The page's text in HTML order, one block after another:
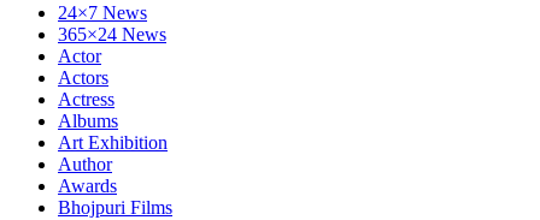
24×7 News
365×24 News
Actor
Actors
Actress
Albums
Art Exhibition
Author
Awards
Bhojpuri Films